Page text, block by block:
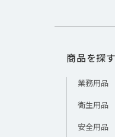
商品を探す
業務用品
衛生用品
安全用品